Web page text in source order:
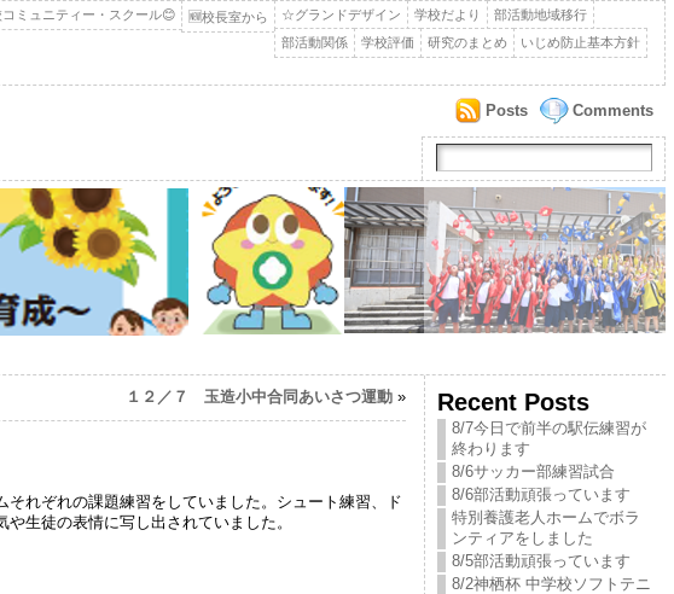
ミュニティー・スクール😊 🆕校長室から ☆グランドデザイン 学校だより
部活動地域移行
部活動関係
学校評価 研究のまとめ
いじめ防止基本方針
Comments
Posts
１２／７ 玉造小中合同あいさつ運動»
れぞれの課題練習をしていました。シュート練習、ド
生徒の表情に写し出されていました。
Recent Posts
8/7今日で前半の駅伝練習が
終わります
8/6サッカー部練習試合
8/6部活動頑張っています
特別養護老人ホームでボラ
ンティアをしました
8/5部活動頑張っています
8/2神栖杯 中学校ソフトテニ